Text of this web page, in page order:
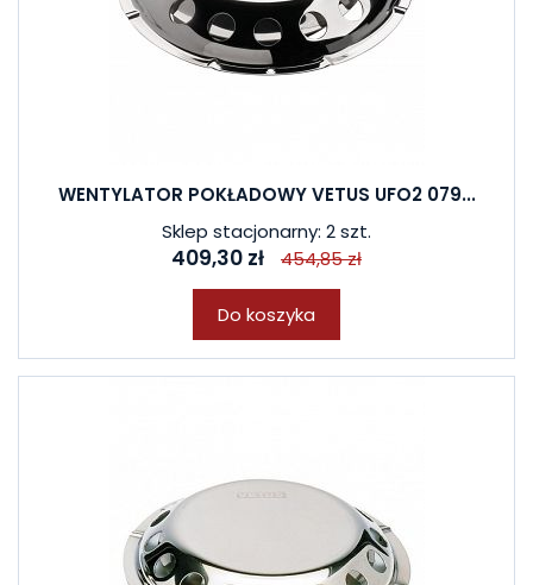
WENTYLATOR POKŁADOWY VETUS UFO2 079...
Sklep stacjonarny: 2 szt.
409,30 zł 454,85 zł
Do koszyka